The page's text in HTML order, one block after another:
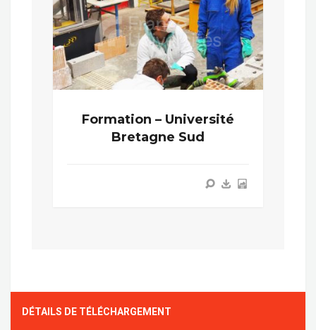
Formation – Université
Bretagne Sud
DÉTAILS DE TÉLÉCHARGEMENT